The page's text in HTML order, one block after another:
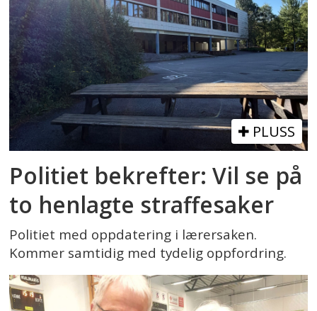
PLUSS
Politiet bekrefter: Vil se på
to henlagte straffesaker
Politiet med oppdatering i lærersaken.
Kommer samtidig med tydelig oppfordring.